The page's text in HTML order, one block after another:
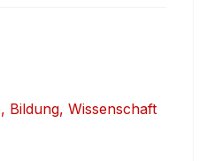
Bildung, Wissenschaft